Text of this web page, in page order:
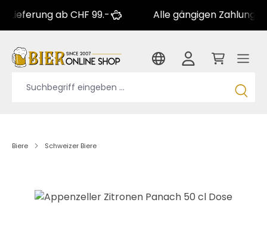
ab CHF 99.- Alle gängigen Zahlungsarten
Biere Schweizer Biere